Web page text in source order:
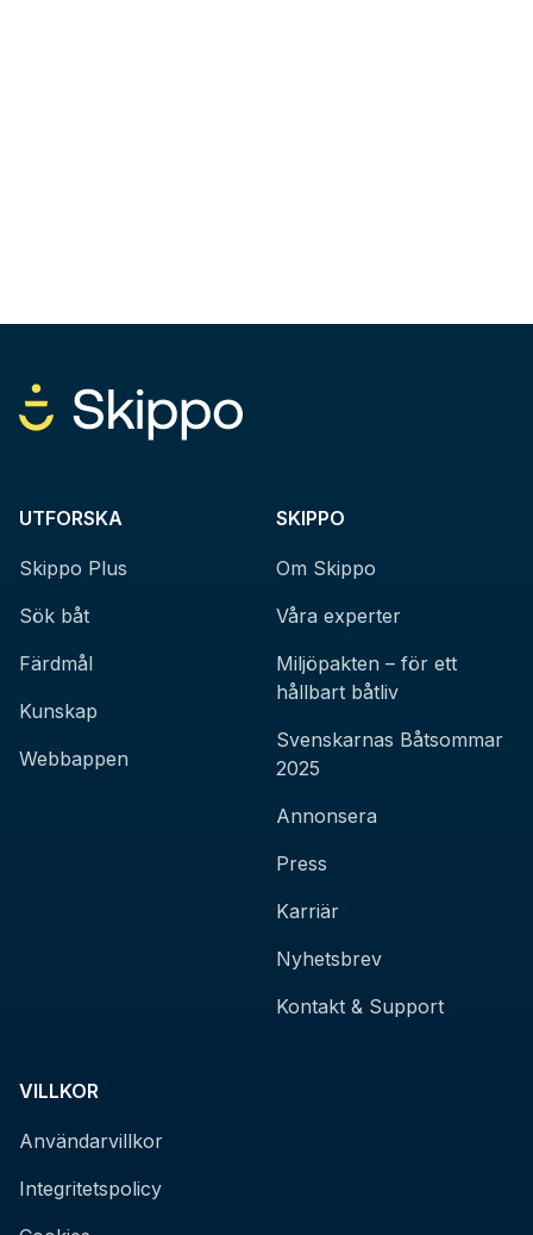
UTFORSKA
Skippo Plus
Sök båt
Färdmål
Kunskap
Webbappen
SKIPPO
Om Skippo
Våra experter
Miljöpakten – för ett
hållbart båtliv
Svenskarnas Båtsommar
2025
Annonsera
Press
Karriär
Nyhetsbrev
Kontakt & Support
VILLKOR
Användarvillkor
Integritetspolicy